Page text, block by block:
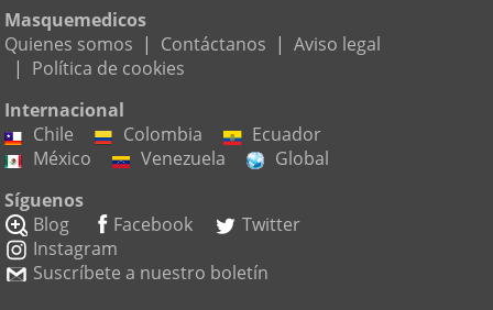
Masquemedicos
Quienes somos | Contáctanos | Aviso legal
| Política de cookies
Internacional
Chile
Colombia
Ecuador
México
Venezuela
Global
Síguenos
Blog
Facebook
Twitter
Instagram
Suscríbete a nuestro boletín